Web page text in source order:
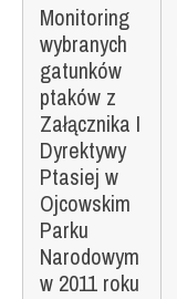
Monitoring
wybranych
gatunków
ptaków z
Załącznika I
Dyrektywy
Ptasiej w
Ojcowskim
Parku
Narodowym
w 2011 roku